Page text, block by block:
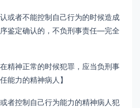
或者不能控制自己行为的时候造成
鉴定确认的，不负刑事责任—完全
精神正常的时候犯罪，应当负刑事
能力的精神病人】
者控制自己行为能力的精神病人犯